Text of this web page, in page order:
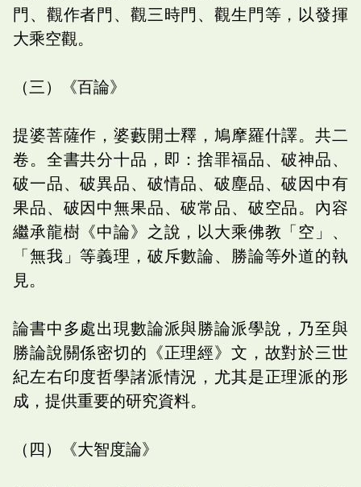
門、觀作者門、觀三時門、觀生門等，以發揮
大乘空觀。
（三）《百論》
提婆菩薩作，婆藪開士釋，鳩摩羅什譯。共二
卷。全書共分十品，即：捨罪福品、破神品、
破一品、破異品、破情品、破塵品、破因中有
果品、破因中無果品、破常品、破空品。內容
繼承龍樹《中論》之說，以大乘佛教「空」、
「無我」等義理，破斥數論、勝論等外道的執
見。
論書中多處出現數論派與勝論派學說，乃至與
勝論說關係密切的《正理經》文，故對於三世
紀左右印度哲學諸派情況，尤其是正理派的形
成，提供重要的研究資料。
（四）《大智度論》